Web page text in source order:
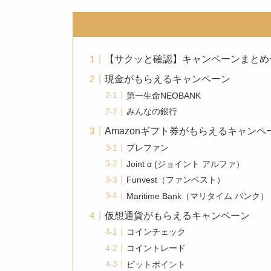
【サクッと確認】キャンペーンまと
現金がもらえるキャンペーン
第一生命NEOBANK
みんなの銀行
Amazonギフト券がもらえるキャンペ
プレファン
Joint α (ジョイント アルファ）
Funvest（ファンベスト）
Maritime Bank（マリタイム バンク）
仮想通貨がもらえるキャンペーン
コインチェック
コイントレード
ビットポイント